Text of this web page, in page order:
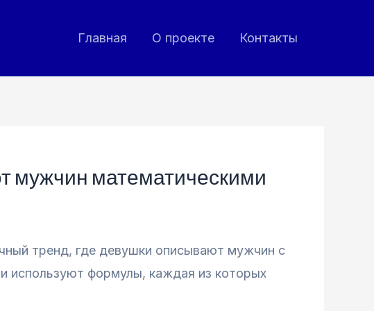
Главная О проекте Контакты
мужчин математическими
тренд, где девушки описывают мужчин с
используют формулы, каждая из которых